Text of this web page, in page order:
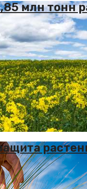
млн тонн